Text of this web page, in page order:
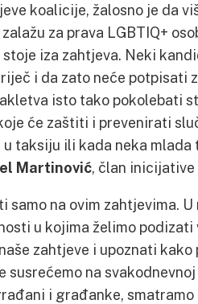
koalicije, žalosno je da
za prava LGBTIQ+
iza zahtjeva. Neki
i da zato neće potpisati
isto tako pokolebati
će zaštiti i prevenirati
taksiju ili kada neka mlada
Martinović, član inicijative
samo na ovim zahtjevima.
u kojima želimo podizati
zahtjeve i upoznati
susrećemo na
i građanke, smatramo